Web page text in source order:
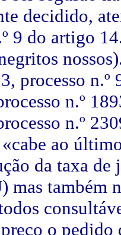
decidido,
9 do artigo
processo
n.º
n.º
ao
da taxa de
mas também
o pedido